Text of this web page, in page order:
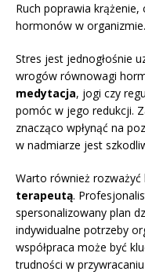
Ruch poprawia
hormonów w organizmie.
Stres jest jednogłośnie
wrogów równowagi
medytacja, jogi czy
pomóc w jego redukcji.
znacząco wpłynąć na
w nadmiarze jest
Warto również rozważyć
terapeutą.
spersonalizowany plan
indywidualne potrzeby
współpraca może być
trudności w